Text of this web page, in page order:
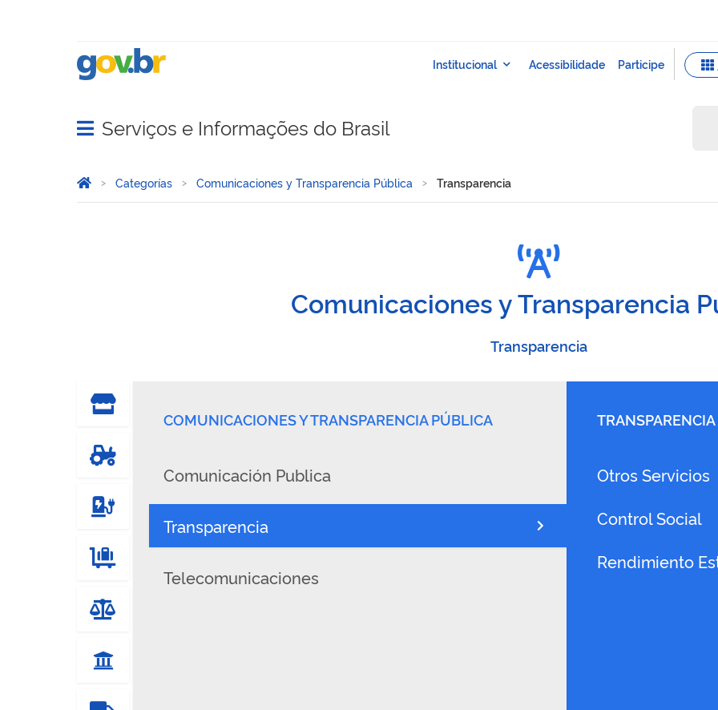
Abrir menu principal de navegação
Serviços e Informações do Brasil
Você está aqui:
InicioCategorías Comunicaciones y Transparencia Pública Transparencia
Comunicaciones y Transparencia
Transparencia
COMUNICACIONES Y TRANSPARENCIA PÚBLICA
Comunicación Publica
Transparencia
Telecomunicaciones
TRANSPARENCIA
Otros Servicios
Control Social
Rendimiento